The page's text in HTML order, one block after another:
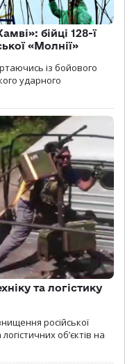
бійці 128-ї
«Молнії»
із бойового
ударного
та логістику
російської
об’єктів на